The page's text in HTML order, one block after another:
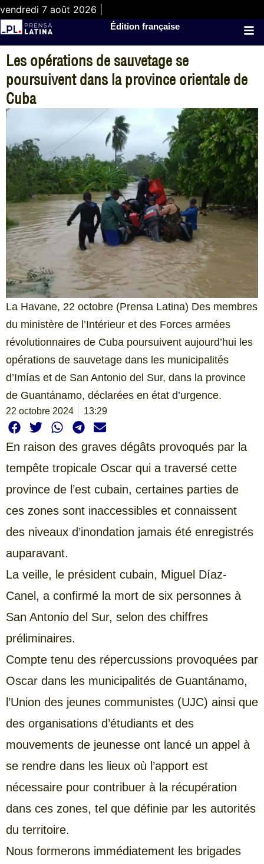
vendredi 7 août 2026 |
Édition française
Les opérations de sauvetage se
poursuivent dans la province orientale de
Cuba
La Havane, 22 octobre (Prensa Latina) Des membres
du ministère de l’Intérieur et des Forces armées
révolutionnaires de Cuba poursuivent aujourd’hui les
opérations de sauvetage dans les municipalités
d’Imías et de San Antonio del Sur, dans la province
de Guantánamo, déclarées en état d’urgence.
22 octobre 2024 13:29
En raison des graves dégâts provoqués par la
tempête tropicale Oscar qui a traversé cette
province de l’est cubain, certaines parties de
ces zones sont inaccessibles et connaissent
des niveaux d’inondation jamais été enregistrés
auparavant.
La veille, le président cubain, Miguel Díaz-
Canel, a confirmé la mort de six personnes à
San Antonio del Sur, selon des chiffres
préliminaires.
Compte tenu des répercussions provoquées par
Oscar dans les municipalités de Guantánamo,
l’Union des jeunes communistes (UJC) ainsi que
des organisations d’étudiants et des
mouvements de jeunesse ont lancé un appel à
se rendre dans les lieux où l’apport est
nécessaire pour contribuer à la récupération
dans ces zones, tel que définie par les autorités
du territoire.
Nous formerons immédiatement les brigades